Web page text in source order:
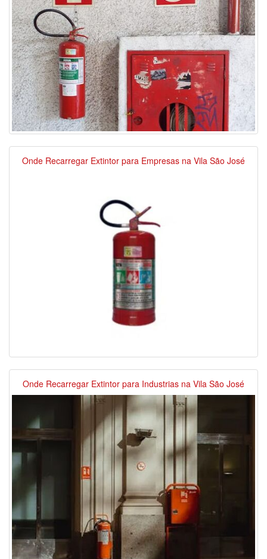
Onde Recarregar Extintor para Empresas na Vila São José
Onde Recarregar Extintor para Industrias na Vila São José